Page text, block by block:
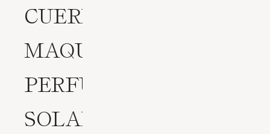
CUERPO
MAQUILLAJE
PERFUMES
SOLARES